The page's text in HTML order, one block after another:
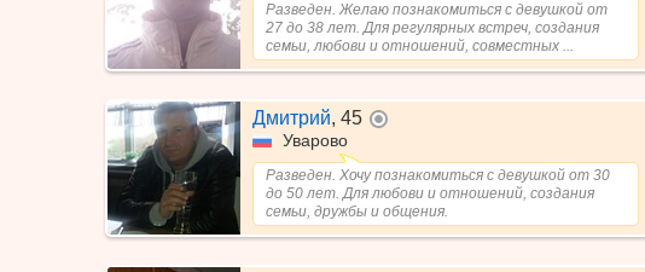
Разведен. Желаю познакомиться с девушкой от
27 до 38 лет. Для регулярных встреч, создания
семьи, любови и отношений, совместных ...
Дмитрий, 45
Уварово
Разведен. Хочу познакомиться с девушкой от 30
до 50 лет. Для любови и отношений, создания
семьи, дружбы и общения.